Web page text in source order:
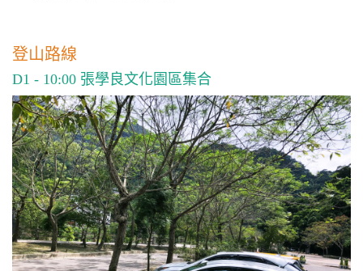
登山路線
D1 - 10:00 張學良文化園區集合